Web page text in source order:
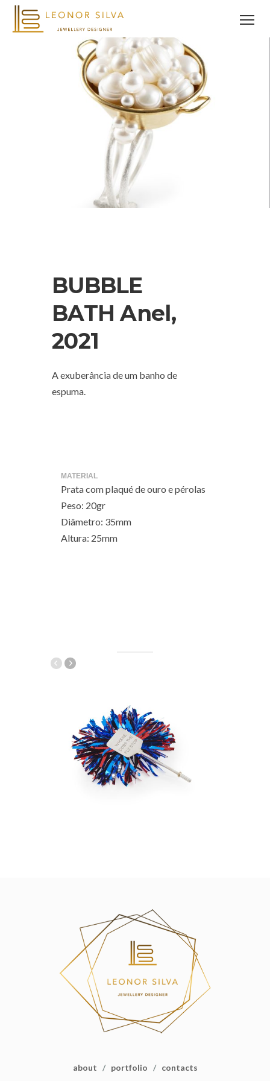
BUBBLE
BATH Anel,
2021
A exuberância de um banho de
espuma.
MATERIAL
Prata com plaqué de ouro e pérolas
Peso: 20gr
Diâmetro: 35mm
Altura: 25mm
about / portfolio / contacts